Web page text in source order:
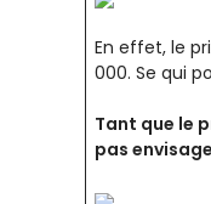
En effet, le
000. Se qui
Tant que le
pas